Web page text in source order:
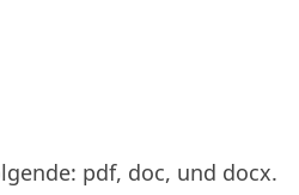
pdf, doc, und docx.